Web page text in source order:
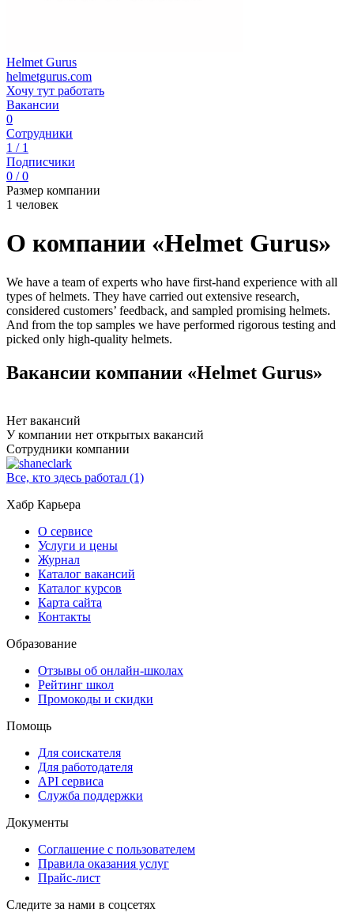
Helmet Gurus
helmetgurus.com
Хочу тут работать
Вакансии
0
Сотрудники
1 / 1
Подписчики
0 / 0
Размер компании
1 человек
О компании «Helmet Gurus»
We have a team of experts who have first-hand experience with all
types of helmets. They have carried out extensive research,
considered customers’ feedback, and sampled promising helmets.
And from the top samples we have performed rigorous testing and
picked only high-quality helmets.
Вакансии компании «Helmet Gurus»
Нет вакансий
У компании нет открытых вакансий
Сотрудники компании
Все, кто здесь работал (1)
Хабр Карьера
О сервисе
Услуги и цены
Журнал
Каталог вакансий
Каталог курсов
Карта сайта
Контакты
Образование
Отзывы об онлайн-школах
Рейтинг школ
Промокоды и скидки
Помощь
Для соискателя
Для работодателя
API сервиса
Служба поддержки
Документы
Соглашение с пользователем
Правила оказания услуг
Прайс-лист
Следите за нами в соцсетях